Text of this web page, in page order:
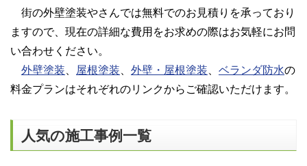
街の外壁塗装やさんでは無料でのお見積りを承っており
ますので、現在の詳細な費用をお求めの際はお気軽にお問
い合わせください。
外壁塗装
屋根塗装 外壁・屋根塗装 ベランダ防水の
料金プランはそれぞれのリンクからご確認いただけます。
人気の施工事例一覧